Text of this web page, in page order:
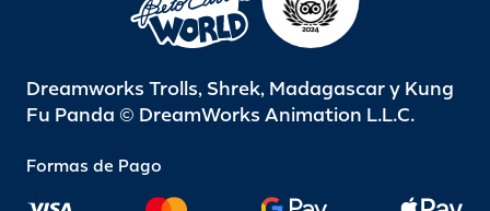
Dreamworks Trolls, Shrek, Madagascar y Kung
Fu Panda © DreamWorks Animation L.L.C.
Formas de Pago